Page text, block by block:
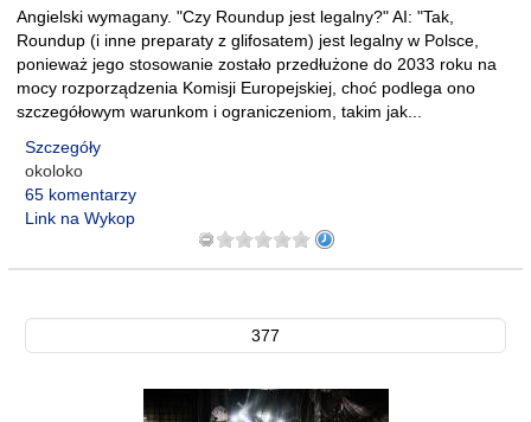
Angielski wymagany. "Czy Roundup jest legalny?" AI: "Tak,
Roundup (i inne preparaty z glifosatem) jest legalny w Polsce,
ponieważ jego stosowanie zostało przedłużone do 2033 roku na
mocy rozporządzenia Komisji Europejskiej, choć podlega ono
szczegółowym warunkom i ograniczeniom, takim jak...
Szczegóły
okoloko
65 komentarzy
Link na Wykop
377